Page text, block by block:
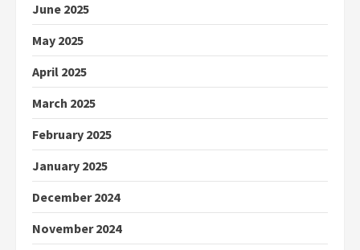
June 2025
May 2025
April 2025
March 2025
February 2025
January 2025
December 2024
November 2024